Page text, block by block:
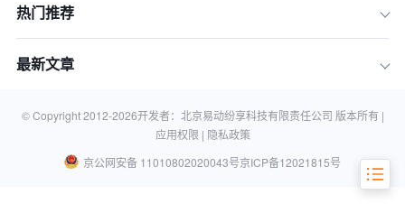
未来的枷锁
FAQ
热门推荐
最新文章
© Copyright 2012-2026开发者：北京易动纷享科技有限责任公司 版本所有 |
应用权限 | 隐私政策
京公网安备 11010802020043号京ICP备12021815号